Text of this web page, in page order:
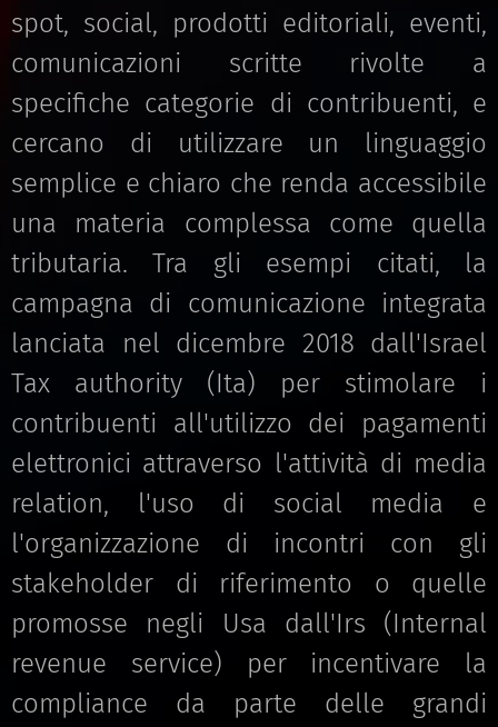
spot, social, prodotti editoriali, eventi,
comunicazioni scritte rivolte a
specifiche categorie di contribuenti, e
cercano di utilizzare un linguaggio
semplice e chiaro che renda accessibile
una materia complessa come quella
tributaria. Tra gli esempi citati, la
campagna di comunicazione integrata
lanciata nel dicembre 2018 dall'Israel
Tax authority (Ita) per stimolare i
contribuenti all'utilizzo dei pagamenti
elettronici attraverso l'attività di media
relation, l'uso di social media e
l'organizzazione di incontri con gli
stakeholder di riferimento o quelle
promosse negli Usa dall'Irs (Internal
revenue service) per incentivare la
compliance da parte delle grandi